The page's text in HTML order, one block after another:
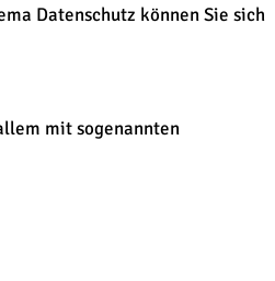
Datenschutz können Sie sich
mit sogenannten